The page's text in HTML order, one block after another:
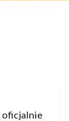
oficjalnie